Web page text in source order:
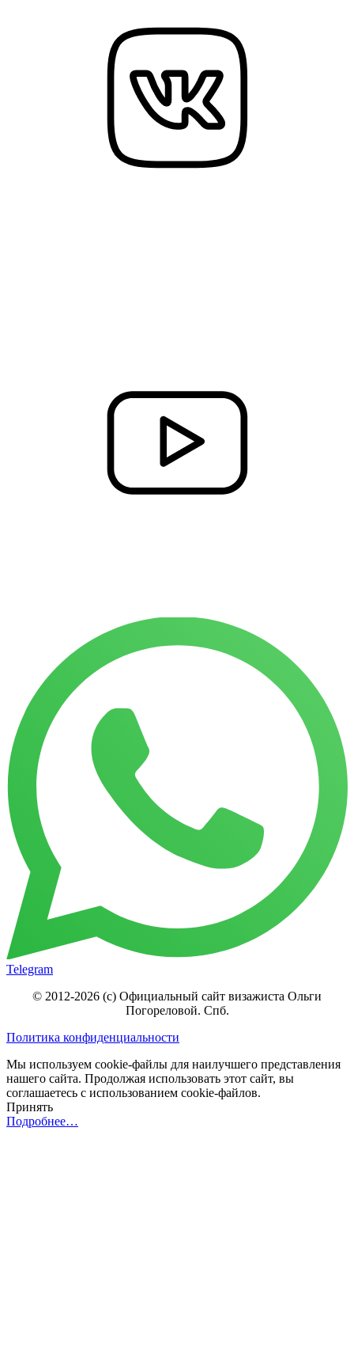
Telegram
© 2012-2026 (c) Официальный сайт визажиста Ольги
Погореловой. Спб.
Политика конфиденциальности
Мы используем cookie-файлы для наилучшего представления
нашего сайта. Продолжая использовать этот сайт, вы
соглашаетесь с использованием cookie-файлов.
Принять
Подробнее…